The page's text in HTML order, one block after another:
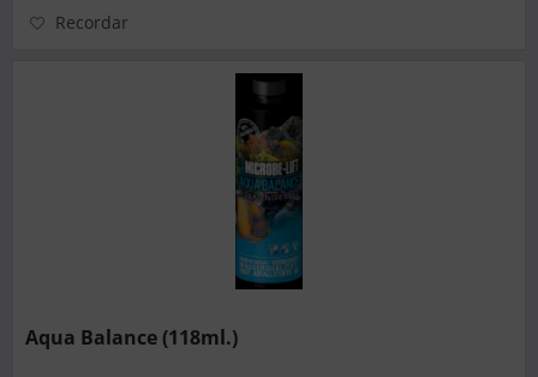
Recordar
Aqua Balance (118ml.)